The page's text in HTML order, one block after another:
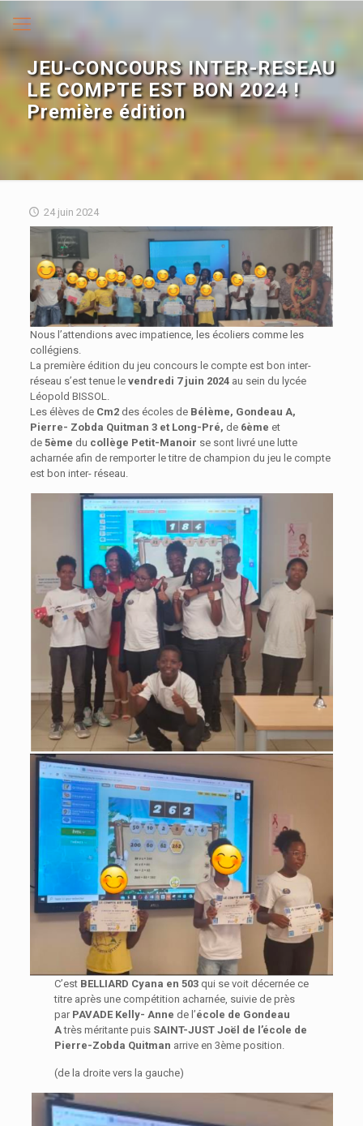
JEU-CONCOURS INTER-RESEAU
LE COMPTE EST BON 2024 !
Première édition
24 juin 2024
Nous l’attendions avec impatience, les écoliers comme les
collégiens.
La première édition du jeu concours le compte est bon inter-
réseau s’est tenue le vendredi 7 juin 2024 au sein du lycée
Léopold BISSOL.
Les élèves de Cm2 des écoles de Bélème, Gondeau A,
Pierre- Zobda Quitman 3 et Long-Pré, de 6ème et
de 5ème du collège Petit-Manoir se sont livré une lutte
acharnée afin de remporter le titre de champion du jeu le compte
est bon inter- réseau.
C’est BELLIARD Cyana en 503 qui se voit décernée ce
titre après une compétition acharnée, suivie de près
par PAVADE Kelly- Anne de l’école de Gondeau
Atrès méritante puis SAINT-JUST Joël de l ’école de
Pierre-Zobda Quitman arrive en 3ème position.
(de la droite vers la gauche)